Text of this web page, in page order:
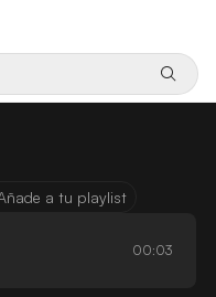
a tu playlist
00:03